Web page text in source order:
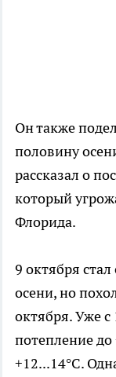
Он также
половину
рассказал о
который
Флорида.
9 октября
осени, но
октября. Уже с
потепление
+12...14°C.